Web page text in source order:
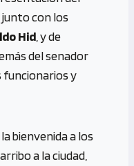
, junto con los
Hid , y de
del senador
funcionarios y
bienvenida a los
a la ciudad,